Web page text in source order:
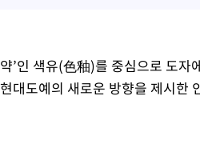
’인 색유(色釉)를 중심으로 도자
대도예의 새로운 방향을 제시한